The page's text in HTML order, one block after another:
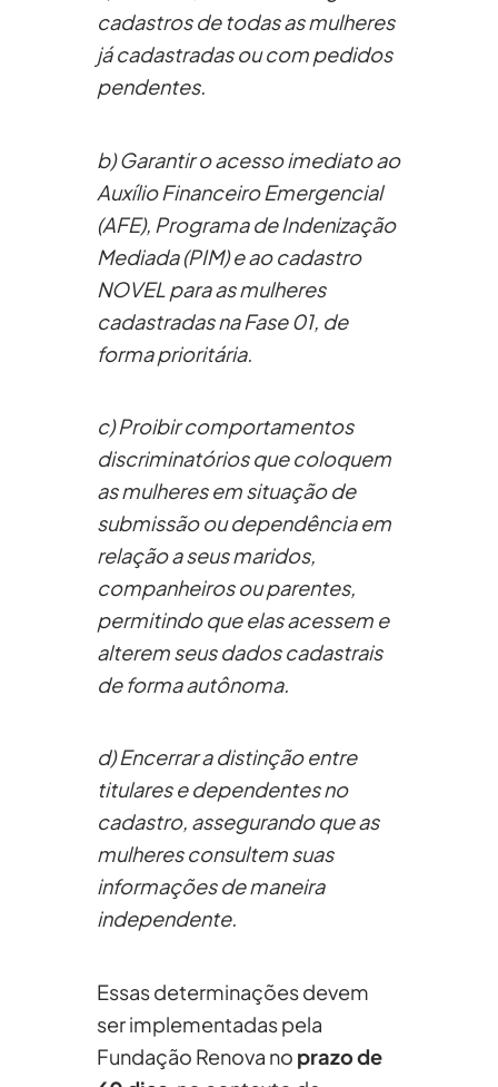
cadastros de todas as mulheres
já cadastradas ou com pedidos
pendentes.
b) Garantir o acesso imediato ao
Auxílio Financeiro Emergencial
(AFE), Programa de Indenização
Mediada (PIM) e ao cadastro
NOVEL para as mulheres
cadastradas na Fase 01, de
forma prioritária.
c) Proibir comportamentos
discriminatórios que coloquem
as mulheres em situação de
submissão ou dependência em
relação a seus maridos,
companheiros ou parentes,
permitindo que elas acessem e
alterem seus dados cadastrais
de forma autônoma.
d) Encerrar a distinção entre
titulares e dependentes no
cadastro, assegurando que as
mulheres consultem suas
informações de maneira
independente.
Essas determinações devem
ser implementadas pela
Fundação Renova no prazo de